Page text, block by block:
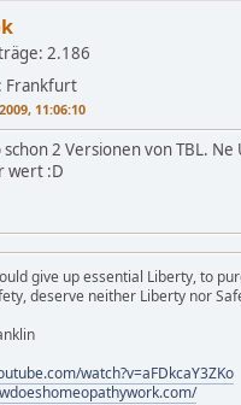
2.186
Frankfurt
11:06:10
schon 2 Versionen von TBL.
wert :D
give up essential Liberty, to
deserve neither Liberty nor
watch?v=aFDkcaY3ZKo